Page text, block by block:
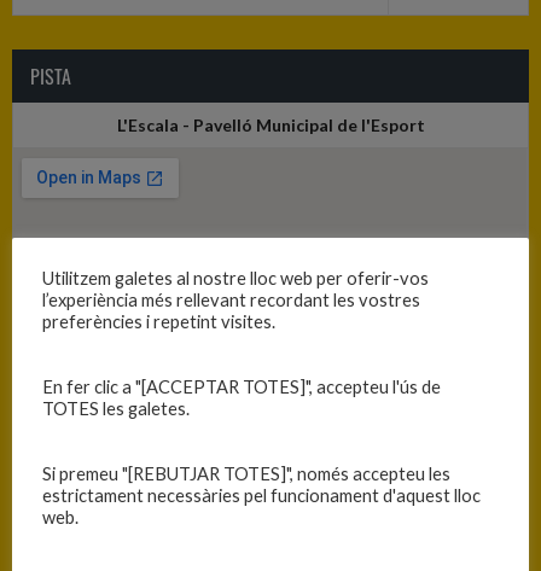
PISTA
L'Escala - Pavelló Municipal de l'Esport
Utilitzem galetes al nostre lloc web per oferir-vos
l’experiència més rellevant recordant les vostres
preferències i repetint visites.
En fer clic a "[ACCEPTAR TOTES]", accepteu l'ús de
TOTES les galetes.
Si premeu "[REBUTJAR TOTES]", només accepteu les
estrictament necessàries pel funcionament d'aquest lloc
web.